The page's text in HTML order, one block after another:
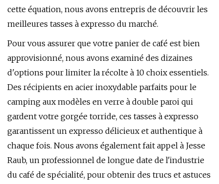
cette équation, nous avons entrepris de découvrir les
meilleures tasses à expresso du marché.
Pour vous assurer que votre panier de café est bien
approvisionné, nous avons examiné des dizaines
d'options pour limiter la récolte à 10 choix essentiels.
Des récipients en acier inoxydable parfaits pour le
camping aux modèles en verre à double paroi qui
gardent votre gorgée torride, ces tasses à expresso
garantissent un expresso délicieux et authentique à
chaque fois. Nous avons également fait appel à Jesse
Raub, un professionnel de longue date de l'industrie
du café de spécialité, pour obtenir des trucs et astuces